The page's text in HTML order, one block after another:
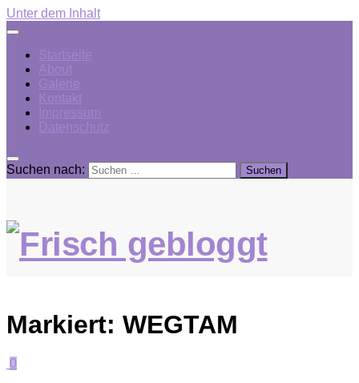
Unter dem Inhalt
Startseite
About
Galerie
Kontakt
Impressum
Datenschutz
Suchen nach:
Markiert: WEGTAM
0